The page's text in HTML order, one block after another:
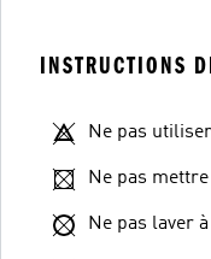
INSTRUCTIONS
Ne pas
Ne pas
Ne pas laver